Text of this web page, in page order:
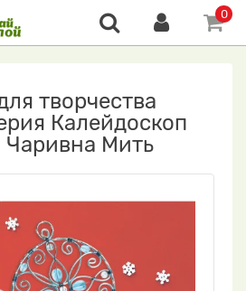
0
творчества
Калейдоскоп
Мить